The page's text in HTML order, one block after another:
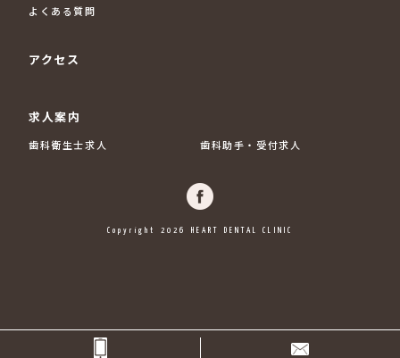
よくある質問
アクセス
求人案内
歯科衛生士求人 歯科助手・受付求人
Copyright 2026 HEART DENTAL CLINIC